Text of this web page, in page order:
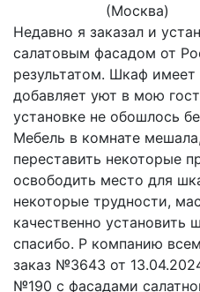
(Москва)
Недавно я заказал и
салатовым фасадом от
результатом. Шкаф
добавляет уют в мою
установке не обошлось
Мебель в комнате
переставить некоторые
освободить место для
некоторые трудности,
качественно установить
спасибо. Р компанию
заказ №3643 от
№190 с фасадами